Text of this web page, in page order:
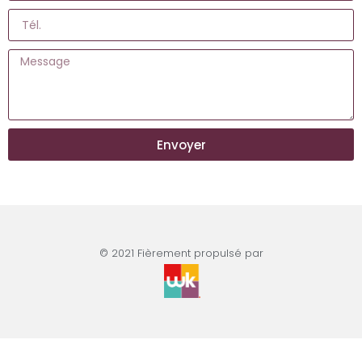
Envoyer
© 2021 Fièrement propulsé par